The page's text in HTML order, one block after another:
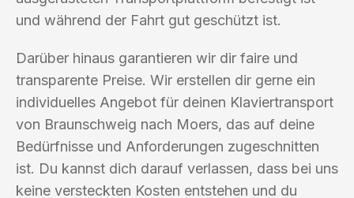
und während der Fahrt gut geschützt ist.
Darüber hinaus garantieren wir dir faire und
transparente Preise. Wir erstellen dir gerne ein
individuelles Angebot für deinen Klaviertransport
von Braunschweig nach Moers, das auf deine
Bedürfnisse und Anforderungen zugeschnitten
ist. Du kannst dich darauf verlassen, dass bei uns
keine versteckten Kosten entstehen und du